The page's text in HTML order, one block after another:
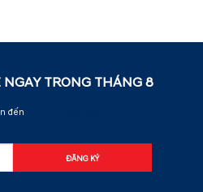
TRONG THÁNG 8
đến